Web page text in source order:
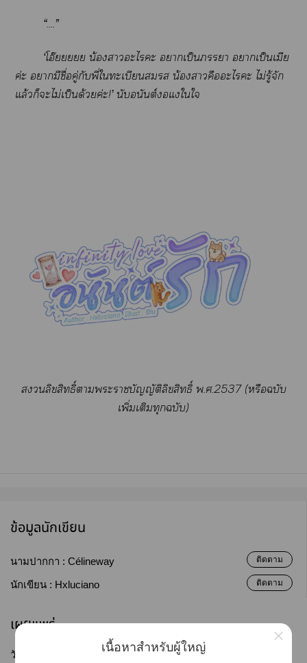
“....”
‘โอ๊ยยยยย น้องาะไะ าเป็นา าเป็นเมีย
ค่ะ ามีชื่อคู่กับพี่ใทะเบียน น้องาคือะไะ ไม่รู้จัก
แล้วก็ะไม่เป็นด้วยค่ะ!’ นับอนันต์แใใ
ลิขสิทธิ์าะาบัญญัติลิขสิทธิ์ พ.ศ.2537 (หรือฉบับ
เพิ่มเติมทุกฉบับ)
ข้อมูลนักเขียน
นามปากกา : Célineway ติดตาม
นักเขียน : Hxluciano ติดตาม
เผยแพร่
วันที่เผยแพร่ : 03 ก.ค. 2569
เนื้อหาสำหรับผู้ใหญ่
×